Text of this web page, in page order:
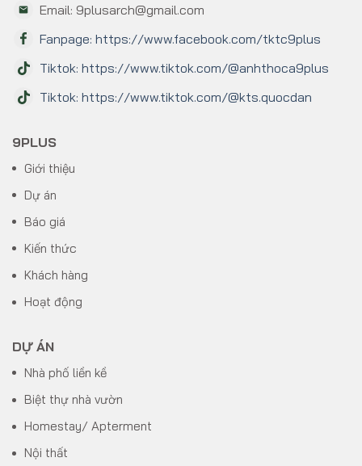
Email: 9plusarch@gmail.com
Fanpage: https://www.facebook.com/tktc9plus
Tiktok: https://www.tiktok.com/@anhthoca9plus
Tiktok: https://www.tiktok.com/@kts.quocdan
9PLUS
Giới thiệu
Dự án
Báo giá
Kiến thức
Khách hàng
Hoạt động
DỰ ÁN
Nhà phố liền kề
Biệt thự nhà vườn
Homestay/ Apterment
Nội thất